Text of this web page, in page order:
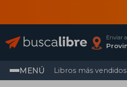
Enviar a
MENÚ Libros más vendidos